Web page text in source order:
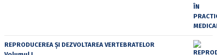
REPRODUCEREA ȘI DEZVOLTAREA VERTEBRATELOR